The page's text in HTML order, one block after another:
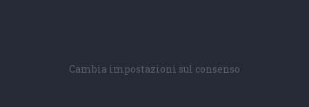
Cambia impostazioni sul consenso